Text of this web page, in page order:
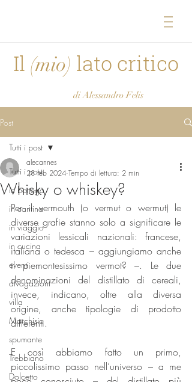
Il (mio) lato critico
di Alessandro Felis
Post
Tutti i post
in bottega
in cantina
in viaggio
in cucina
eventi
divagazioni
villa
Marchisio
spumante
Trebbiano
Dolcetto
Tutti i post
Whisky o whiskey?
alecannes
28 feb 2024 Tempo di lettura: 2 min
Per il vermouth (o vermut o wermut) le
diverse grafie stanno solo a significare le
variazioni lessicali nazionali: francese,
italiana o tedesca – aggiungiamo anche
il piemontesissimo vermot? –. Le due
denominazioni del distillato di cereali,
invece, indicano, oltre alla diversa
origine, anche tipologie di prodotto
differenti.
E così abbiamo fatto un primo,
piccolissimo passo nell’universo – a me